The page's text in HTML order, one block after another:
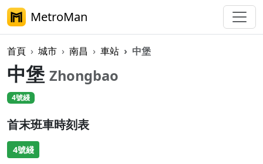
MetroMan
首頁 城市 南昌 車站 中堡
中堡 Zhongbao
4號綫
首末班車時刻表
4號綫